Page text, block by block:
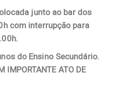
junto ao bar dos
com interrupção para
do Ensino Secundário.
IMPORTANTE ATO DE